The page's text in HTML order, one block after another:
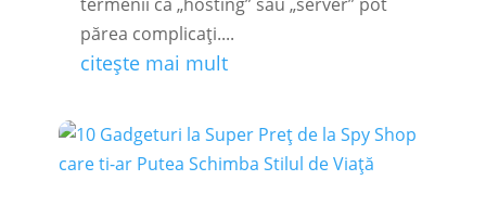
părea complicați....
citește mai mult